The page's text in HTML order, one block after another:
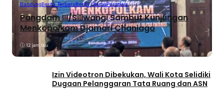
BandungBerita TerbaruBerita UtamaPeristiwa
Pangdam III/Siliwangi Sambut Kunjungan
Menkopolkam Djamari Chaniago
12 jam lalu
Izin Videotron Dibekukan, Wali Kota Selidiki
Dugaan Pelanggaran Tata Ruang dan ASN